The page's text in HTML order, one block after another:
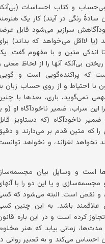
بی‌حساب و کتاب احساسات
سادهٔ رنگی در آیند) کار یک
سرازیر می‌شود قابل
لااقل می‌خواهد که بداند)
اندکی متین و با مفهوم گفت.
بی‌آنکه آنها را از لحاظ معنی
که پراکنده‌گویی است و
با احتیاط و از روی حساب زبان
نمی‌گوید، باری، بعدها با
این سراب، ضمیر ناخودآگاه او (و
ناخودآگاه (که دستاویز
که متین قدم بر می‌دارند و
نخواهد لغزاند، و نخواهد
است و وسایل بیان
و یا این دو را با
و نقص است. البته می‌شود که
باشد. به این چنین
کرده است و در این باره
زمانی بیابد که هنر
احساس می‌کند و به تعبیر روانی